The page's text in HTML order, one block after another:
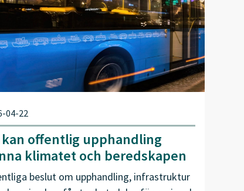
04-22
kan offentlig upphandling
klimatet och beredskapen
beslut om upphandling, infrastruktur